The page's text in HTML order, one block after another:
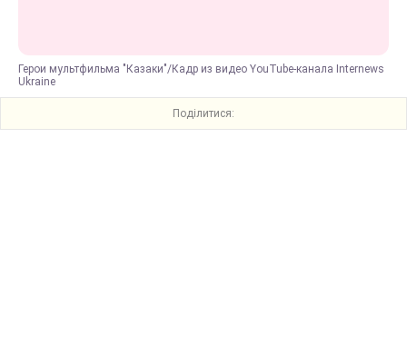
Герои мультфильма "Казаки"/Кадр из видео YouTube-канала Internews
Ukraine
Поділитися: